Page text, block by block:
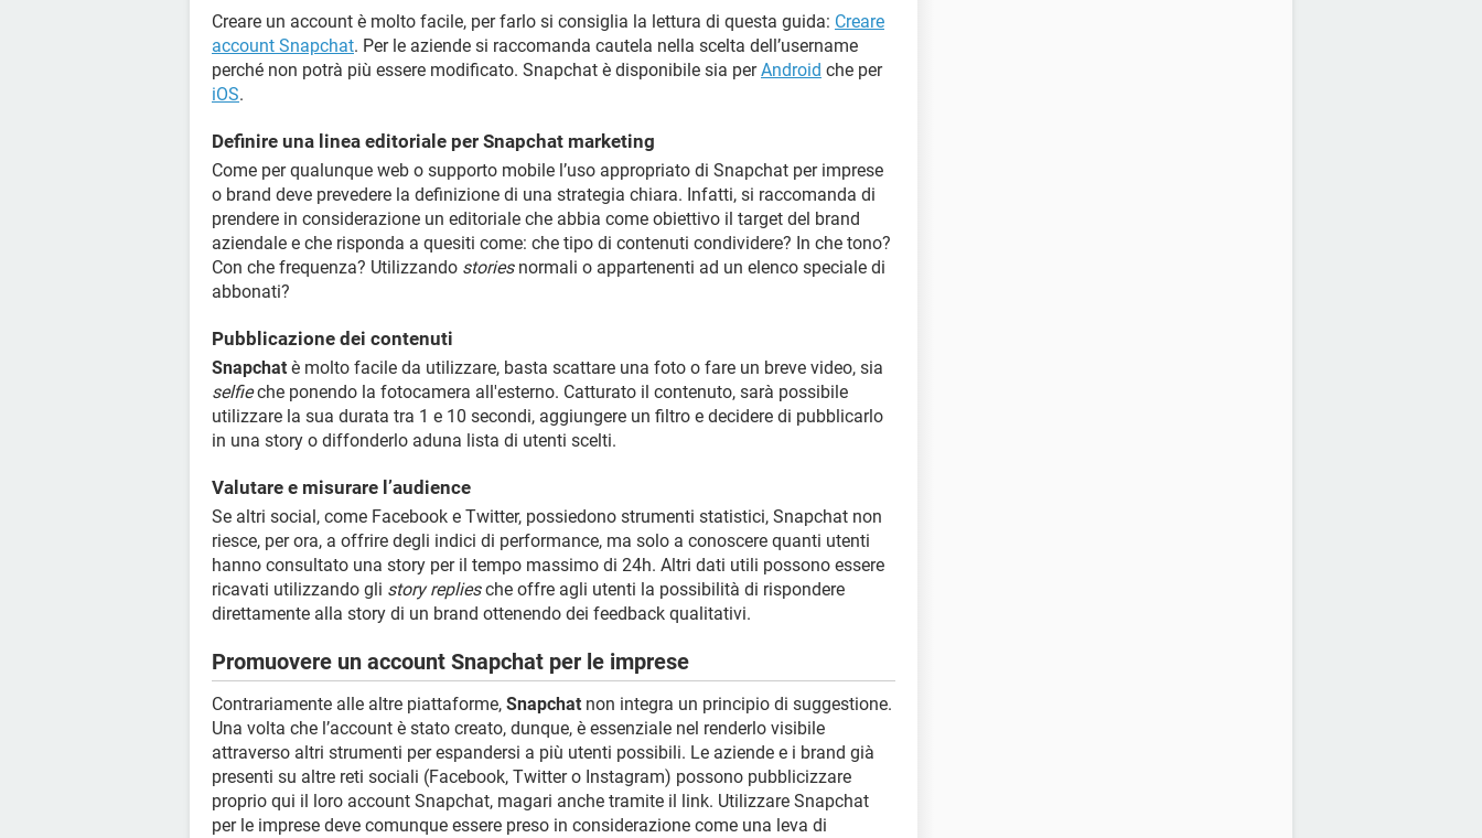
Creare un account è molto facile, per farlo si consiglia la lettura di questa guida: Creare
account Snapchat. Per le aziende si raccomanda cautela nella scelta dell’username
perché non potrà più essere modificato. Snapchat è disponibile sia perAndroid che per
iOS.
Definire una linea editoriale per Snapchat marketing
Come per qualunque web o supporto mobile l’uso appropriato di Snapchat per imprese
o brand deve prevedere la definizione di una strategia chiara. Infatti, si raccomanda di
prendere in considerazione un editoriale che abbia come obiettivo il target del brand
aziendale e che risponda a quesiti come: che tipo di contenuti condividere? In che tono?
Con che frequenza? Utilizzando storiesnormali o appartenenti ad un elenco speciale di
abbonati?
Pubblicazione dei contenuti
Snapchat è molto facile da utilizzare, basta scattare una foto o fare un breve video, sia
selfieche ponendo la fotocamera all'esterno. Catturato il contenuto, sarà possibile
utilizzare la sua durata tra 1 e 10 secondi, aggiungere un filtro e decidere di pubblicarlo
in una story o diffonderlo aduna lista di utenti scelti.
Valutare e misurare l’audience
Se altri social, come Facebook e Twitter, possiedono strumenti statistici, Snapchat non
riesce, per ora, a offrire degli indici di performance, ma solo a conoscere quanti utenti
hanno consultato una story per il tempo massimo di 24h. Altri dati utili possono essere
ricavati utilizzando gli story repliesche offre agli utenti la possibilità di rispondere
direttamente alla story di un brand ottenendo dei feedback qualitativi.
Promuovere un account Snapchat per le imprese
Contrariamente alle altre piattaforme, Snapchat non integra un principio di suggestione.
Una volta che l’account è stato creato, dunque, è essenziale nel renderlo visibile
attraverso altri strumenti per espandersi a più utenti possibili. Le aziende e i brand già
presenti su altre reti sociali (Facebook, Twitter o Instagram) possono pubblicizzare
proprio qui il loro account Snapchat, magari anche tramite il link. Utilizzare Snapchat
per le imprese deve comunque essere preso in considerazione come una leva di